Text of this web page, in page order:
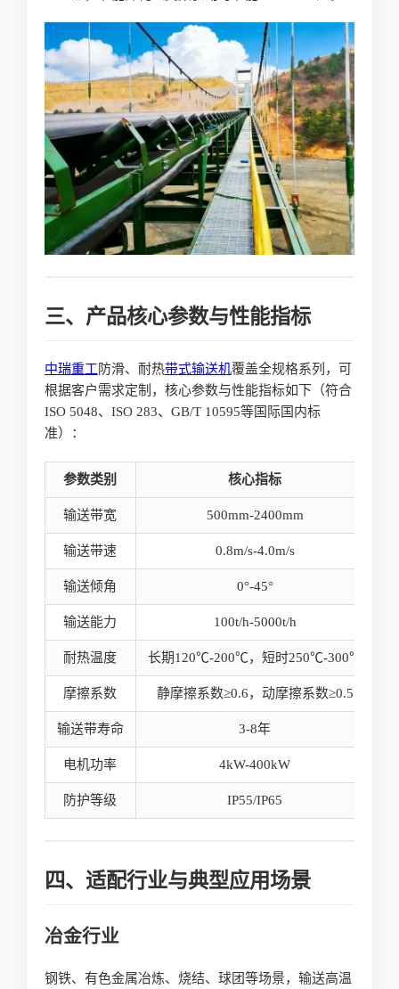
三、产品核心参数与性能指标
中瑞重工防滑、耐热带式输送机覆盖全规格系列，可
根据客户需求定制，核心参数与性能指标如下（符合
ISO 5048、ISO 283、GB/T 10595等国际国内标
准）：
参数类别 核心指标
输送带宽 500mm-2400mm
输送带速 0.8m/s-4.0m/s
输送倾角 0°-45°
输送能力 100t/h-5000t/h
耐热温度 长期120℃-200℃，短时250℃-300℃
摩擦系数 静摩擦系数≥0.6，动摩擦系数≥0.5
输送带寿命 3-8年
电机功率 4kW-400kW
防护等级 IP55/IP65
四、适配行业与典型应用场景
冶金行业
钢铁、有色金属冶炼、烧结、球团等场景，输送高温